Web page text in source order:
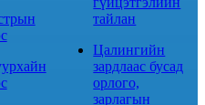
тайлан
Цалингийн
зардлаас бусад
орлого,
зарлагын